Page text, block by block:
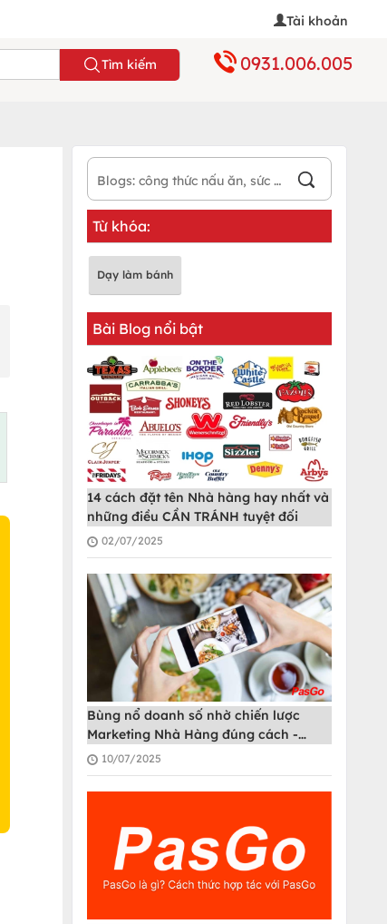
Tài khoản
Tìm kiếm 0931.006.005
Từ khóa:
Dạy làm bánh
Bài Blog nổi bật
14 cách đặt tên Nhà hàng hay nhất và
những điều CẦN TRÁNH tuyệt đối
02/07/2025
Bùng nổ doanh số nhờ chiến lược
Marketing Nhà Hàng đúng cách -
PasGo
10/07/2025